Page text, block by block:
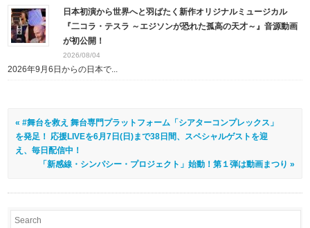
日本初演から世界へと羽ばたく新作オリジナルミュージカル
『二コラ・テスラ ～エジソンが恐れた孤高の天才～』音源動画
が初公開！
2026/08/04
2026年9月6日からの日本で...
« #舞台を救え 舞台専門プラットフォーム「シアターコンプレックス」
を発足！ 応援LIVEを6月7日(日)まで38日間、スペシャルゲストを迎
え、毎日配信中！
「新感線・シンパシー・プロジェクト」始動！第１弾は動画まつり »